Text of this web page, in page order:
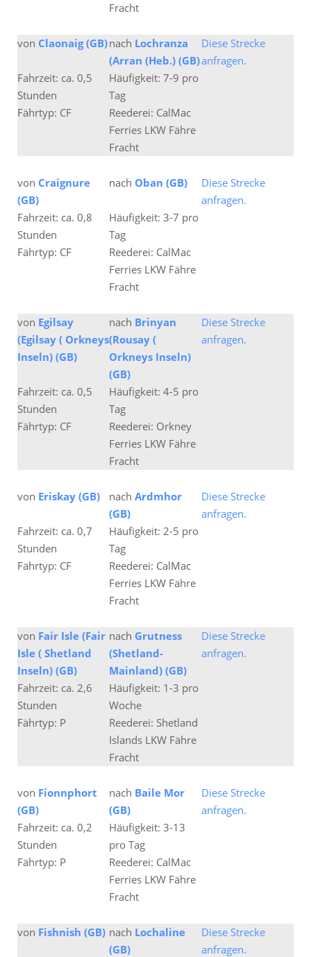
Fracht
von Claonaig (GB)nach Lochranza
(Arran (Heb.) (GB)
Diese Strecke
anfragen.
Fahrzeit: ca. 0,5
Stunden
Häufigkeit: 7-9 pro
Tag
Fährtyp: CF
Reederei: CalMac
Ferries LKW Fähre
Fracht
von Craignure
(GB)
nach Oban (GB)
Diese Strecke
anfragen.
Fahrzeit: ca. 0,8
Stunden
Häufigkeit: 3-7 pro
Tag
Fährtyp: CF
Reederei: CalMac
Ferries LKW Fähre
Fracht
von Egilsay
(Egilsay ( Orkneys
Inseln) (GB)
nach Brinyan
(Rousay (
Orkneys Inseln)
(GB)
Diese Strecke
anfragen.
Fahrzeit: ca. 0,5
Stunden
Häufigkeit: 4-5 pro
Tag
Fährtyp: CF
Reederei: Orkney
Ferries LKW Fähre
Fracht
von Eriskay (GB) nach Ardmhor
(GB)
Diese Strecke
anfragen.
Fahrzeit: ca. 0,7
Stunden
Häufigkeit: 2-5 pro
Tag
Fährtyp: CF
Reederei: CalMac
Ferries LKW Fähre
Fracht
von Fair Isle (Fair
Isle ( Shetland
Inseln) (GB)
nach Grutness
(Shetland-
Mainland) (GB)
Diese Strecke
anfragen.
Fahrzeit: ca. 2,6
Stunden
Häufigkeit: 1-3 pro
Woche
Fährtyp: P
Reederei: Shetland
Islands LKW Fähre
Fracht
von Fionnphort
(GB)
nach Baile Mor
(GB)
Diese Strecke
anfragen.
Fahrzeit: ca. 0,2
Stunden
Häufigkeit: 3-13
pro Tag
Fährtyp: P
Reederei: CalMac
Ferries LKW Fähre
Fracht
von Fishnish (GB) nach Lochaline
(GB)
Diese Strecke
anfragen.